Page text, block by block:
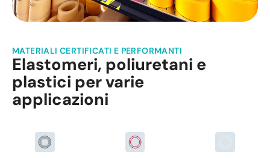
MATERIALI CERTIFICATI E PERFORMANTI
Elastomeri, poliuretani e
plastici per varie
applicazioni